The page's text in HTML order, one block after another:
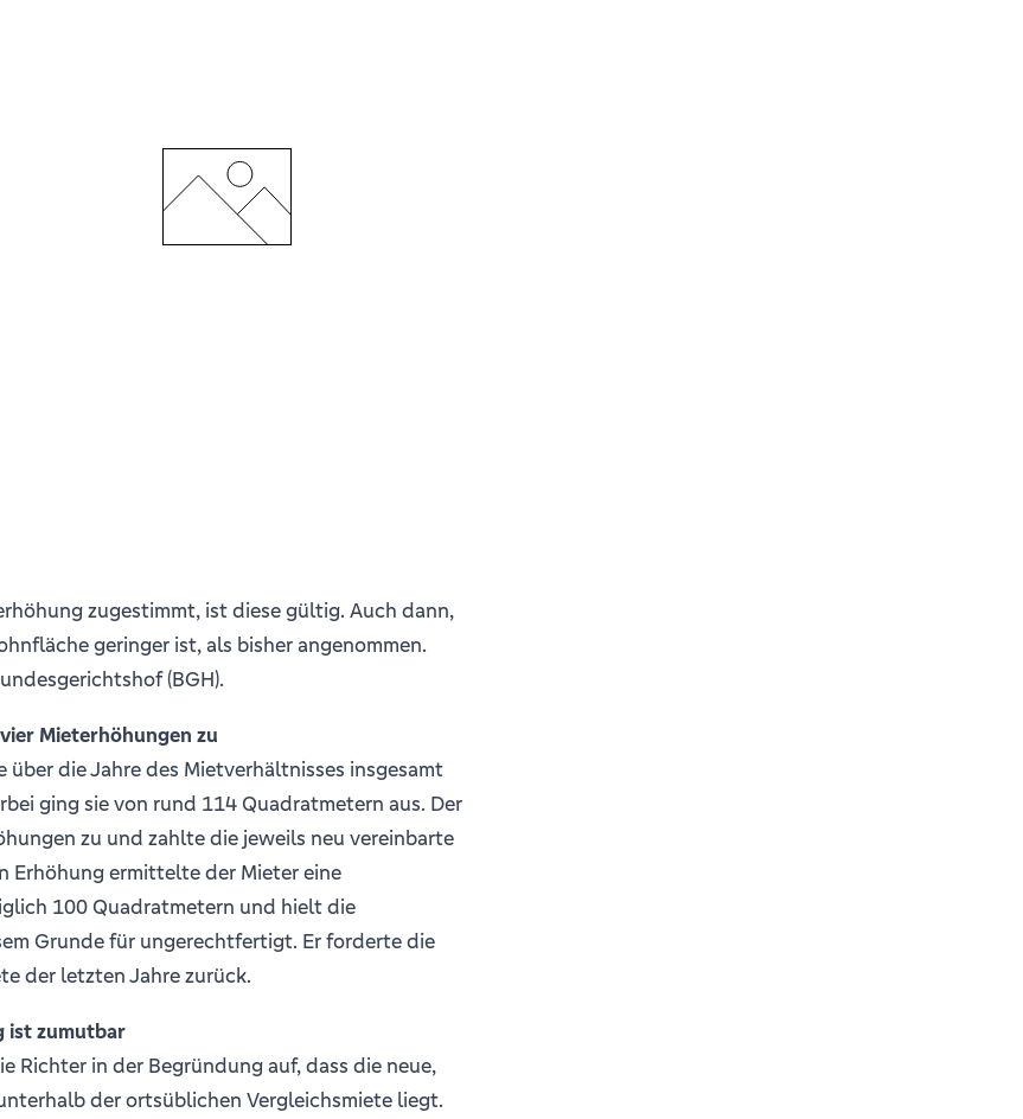
zugestimmt, ist diese gültig. Auch dann,
geringer ist, als bisher angenommen.
(BGH).
Mieterhöhungen zu
über die Jahre des Mietverhältnisses insgesamt
ging sie von rund 114 Quadratmetern aus. Der
zu und zahlte die jeweils neu vereinbarte
Erhöhung ermittelte der Mieter eine
100 Quadratmetern und hielt die
Grunde für ungerechtfertigt. Er forderte die
der letzten Jahre zurück.
ist zumutbar
Richter in der Begründung auf, dass die neue,
der ortsüblichen Vergleichsmiete liegt.